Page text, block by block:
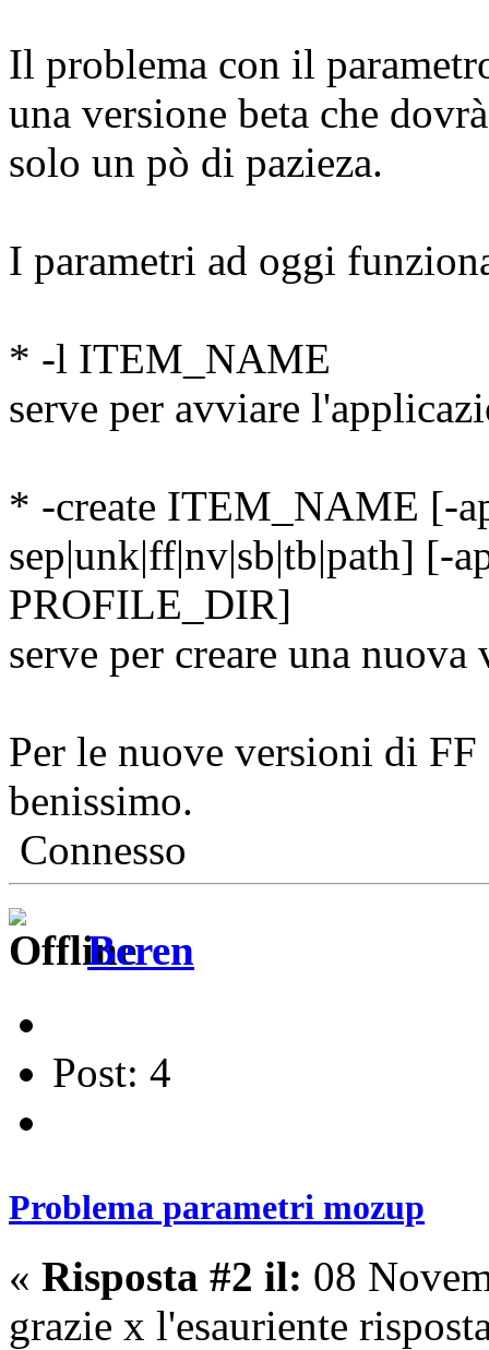
Il problema con il
una versione beta che
solo un pò di pazieza.
I parametri ad oggi
* -l ITEM_NAME
serve per avviare
* -create ITEM_NAME [-
sep|unk|ff|nv|sb|tb|path]
PROFILE_DIR]
serve per creare una
Per le nuove versioni di
benissimo.
Connesso
Beren
Post: 4
Problema parametri mozup
« Risposta #2 il: 08
grazie x l'esauriente